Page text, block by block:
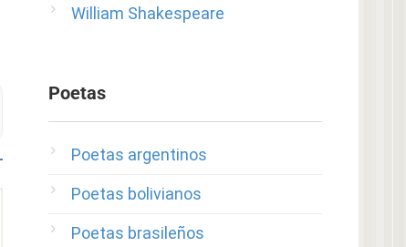
William Shakespeare
Poetas
Poetas argentinos
Poetas bolivianos
Poetas brasileños